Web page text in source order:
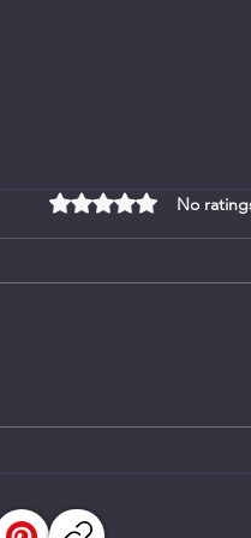
Rated 0 out of 5
No